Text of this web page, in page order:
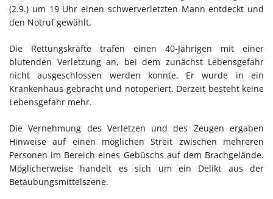
(2.9.) um 19 Uhr einen schwerverletzten Mann entdeckt und
den Notruf gewählt.
Die Rettungskräfte trafen einen 40-Jährigen mit einer
blutenden Verletzung an, bei dem zunächst Lebensgefahr
nicht ausgeschlossen werden konnte. Er wurde in ein
Krankenhaus gebracht und notoperiert. Derzeit besteht keine
Lebensgefahr mehr.
Die Vernehmung des Verletzen und des Zeugen ergaben
Hinweise auf einen möglichen Streit zwischen mehreren
Personen im Bereich eines Gebüschs auf dem Brachgelände.
Möglicherweise handelt es sich um ein Delikt aus der
Betäubungsmittelszene.